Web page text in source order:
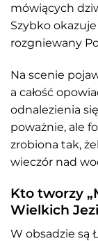
mówiących
Szybko
rozgniewany
Na scenie
a całość
odnalezienia
poważnie, ale
zrobiona tak,
wieczór nad
Kto tworzy
Wielkich
W obsadzie są